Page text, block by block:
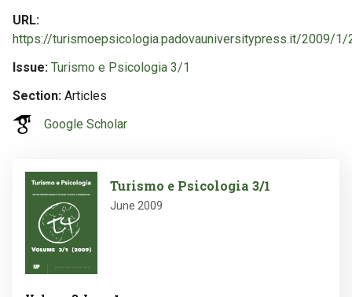
URL
https://turismoepsicologia.padovauniversitypress.it/2009/1/
Issue Turismo e Psicologia 3/1
Section Articles
Google Scholar
Image
Turismo e Psicologia 3/1
June 2009